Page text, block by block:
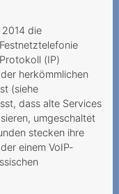
die
(IP)
herkömmlichen
(siehe
dass alte Services
umgeschaltet
stecken ihre
einem VoIP-
Umzug
deux fois
résiliation
inflexibles